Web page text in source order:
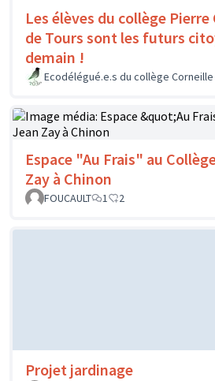
Les élèves du collège
de Tours sont les futurs
demain !
Ecodélégué.e.s du collège
Espace "Au Frais" au
Zay à Chinon
FOUCAULT
1 2
Projet jardinage